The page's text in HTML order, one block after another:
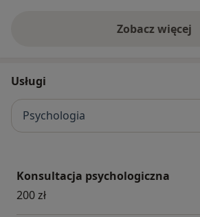
www.zmiana.org
"Pierwszym krokiem w każdej
odpowiedzialności za swoje życie.
Zobacz więcej
Usługi
Psychologia
Konsultacja psychologiczna
200 zł